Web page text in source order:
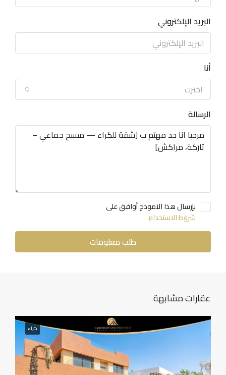
البريد الإلكتروني
أنا
اخترت
الرسالة
بإرسال هذا النموذج أوافق على
شروط الاستخدام
طلب معلومات
عقارات مشابهة
كراء